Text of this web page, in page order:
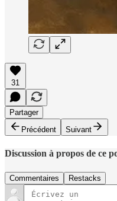
31
Partager
Précédent
Suivant
Discussion à propos de ce
Commentaires Restacks